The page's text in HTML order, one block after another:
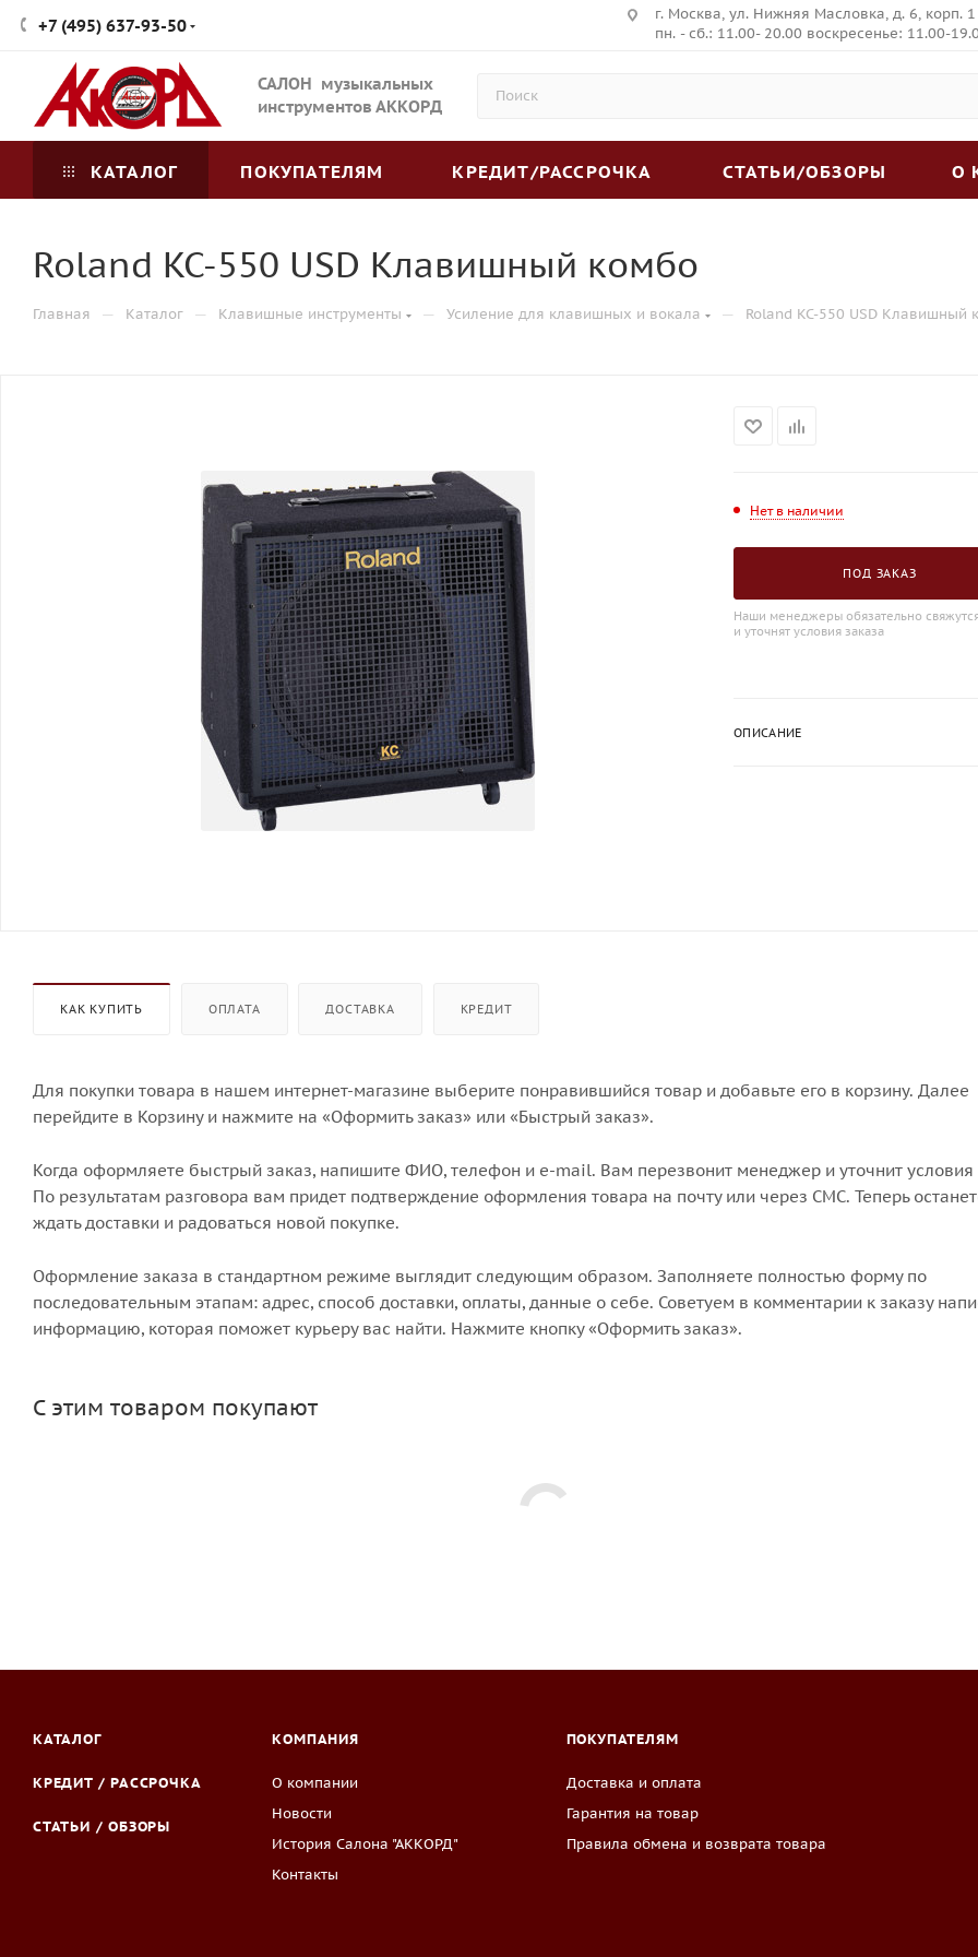
+7 (495) 637-93-50
г. Москва, ул. Нижняя Масловка, д. 6, корп. 1
пн. - сб.: 11.00- 20.00 воскресенье: 11.00-
САЛОН музыкальных
инструментов АККОРД
КАТАЛОГ ПОКУПАТЕЛЯМ КРЕДИТ/РАССРОЧКА СТАТЬИ/ОБЗОРЫ О
Roland KC-550 USD Клавишный комбо
Главная — Каталог — Клавишные инструменты — Усиление для клавишных и вокала — Roland KC-550 USD Клавишный
Нет в наличии
ПОД ЗАКАЗ
Наши менеджеры обязательно
и уточнят условия заказа
ОПИСАНИЕ
КАК КУПИТЬ ОПЛАТА ДОСТАВКА КРЕДИТ
Для покупки товара в нашем интернет-магазине выберите понравившийся товар и добавьте его в корзину. Далее
перейдите в Корзину и нажмите на «Оформить заказ» или «Быстрый заказ».
Когда оформляете быстрый заказ, напишите ФИО, телефон и e-mail. Вам перезвонит менеджер и уточнит условия
По результатам разговора вам придет подтверждение оформления товара на почту или через СМС. Теперь
ждать доставки и радоваться новой покупке.
Оформление заказа в стандартном режиме выглядит следующим образом. Заполняете полностью форму по
последовательным этапам: адрес, способ доставки, оплаты, данные о себе. Советуем в комментарии к заказу
информацию, которая поможет курьеру вас найти. Нажмите кнопку «Оформить заказ».
С этим товаром покупают
КАТАЛОГ
КРЕДИТ / РАССРОЧКА
СТАТЬИ / ОБЗОРЫ
КОМПАНИЯ
О компании
Новости
История Салона "АККОРД"
Контакты
ПОКУПАТЕЛЯМ
Доставка и оплата
Гарантия на товар
Правила обмена и возврата товара